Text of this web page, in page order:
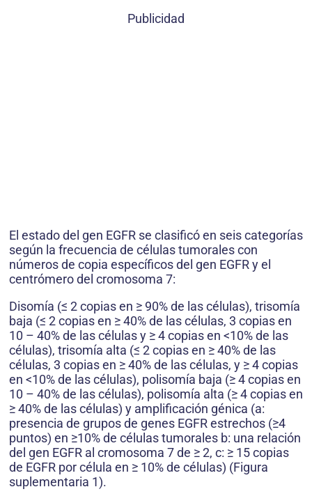
Publicidad
El estado del gen EGFR se clasificó en seis categorías
según la frecuencia de células tumorales con
números de copia específicos del gen EGFR y el
centrómero del cromosoma 7:
Disomía (≤ 2 copias en ≥ 90% de las células), trisomía
baja (≤ 2 copias en ≥ 40% de las células, 3 copias en
10 – 40% de las células y ≥ 4 copias en <10% de las
células), trisomía alta (≤ 2 copias en ≥ 40% de las
células, 3 copias en ≥ 40% de las células, y ≥ 4 copias
en <10% de las células), polisomía baja (≥ 4 copias en
10 – 40% de las células), polisomía alta (≥ 4 copias en
≥ 40% de las células) y amplificación génica (a:
presencia de grupos de genes EGFR estrechos (≥4
puntos) en ≥10% de células tumorales b: una relación
del gen EGFR al cromosoma 7 de ≥ 2, c: ≥ 15 copias
de EGFR por célula en ≥ 10% de células) (Figura
suplementaria 1).